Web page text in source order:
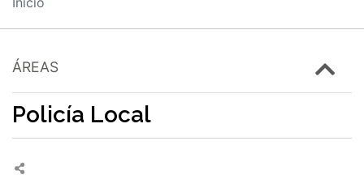
ÁREAS
Policía Local